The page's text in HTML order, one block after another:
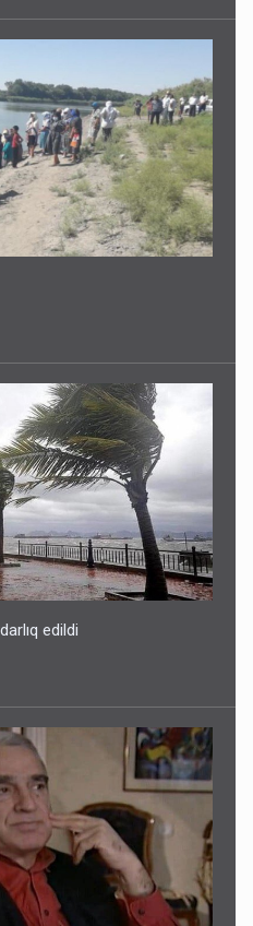
başını bu şou ilə qatır
intellekt - Bunları etməzdən
edildi